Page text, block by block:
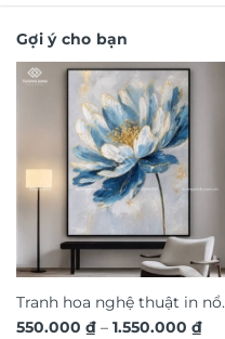
Gợi ý cho bạn
Tranh hoa nghệ thuật in nổi
3D hiệu ứng dát vàng sang
550.000 ₫ – 1.550.000 ₫